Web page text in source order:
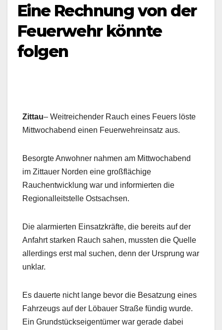
Eine Rechnung von der
Feuerwehr könnte
folgen
Zittau– Weitreichender Rauch eines Feuers löste
Mittwochabend einen Feuerwehreinsatz aus.
Besorgte Anwohner nahmen am Mittwochabend
im Zittauer Norden eine großflächige
Rauchentwicklung war und informierten die
Regionalleitstelle Ostsachsen.
Die alarmierten Einsatzkräfte, die bereits auf der
Anfahrt starken Rauch sahen, mussten die Quelle
allerdings erst mal suchen, denn der Ursprung war
unklar.
Es dauerte nicht lange bevor die Besatzung eines
Fahrzeugs auf der Löbauer Straße fündig wurde.
Ein Grundstückseigentümer war gerade dabei